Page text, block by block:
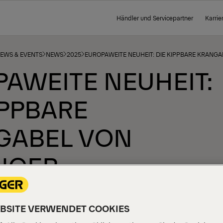
Händler und Servicepartner
& EVENTS NEWS 2025 EUROPAWEITE NEUHEIT: DIE KIPPBARE
NEUHEIT:
VON
VERWENDET COOKIES